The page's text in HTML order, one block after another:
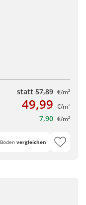
statt 57,89 €/m²
49,99 €/m²
7,90 €/m²
Boden vergleichen